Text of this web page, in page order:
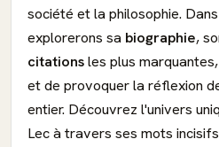
société et la philosophie.
explorerons sa biographie,
citationsles plus
et de provoquer la réflexion
entier. Découvrez l'univers
Lec à travers ses mots